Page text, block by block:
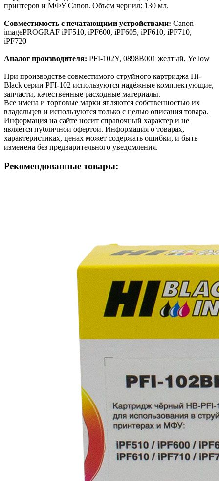
принтеров и МФУ Canon. Объем чернил: 130 мл.
Совместимость с печатающими устройствами: Canon
imagePROGRAF iPF510, iPF600, iPF605, iPF610, iPF710,
iPF720
Аналог производителя: PFI-102Y, 0898B001 желтый, Yellow
При производстве совместимого струйного картриджа Hi-
Black серии PFI-102 используются надёжные комплектующие,
запчасти, качественные расходные материалы.
Все имена и торговые марки являются собственностью их
владельцев и используются только с целью описания товара.
Информация на сайте носит справочный характер и не
является публичной офертой. Информация о товарах,
характеристиках, ценах может содержать ошибки, и быть
изменена без предварительного уведомления.
Рекомендованные товары: